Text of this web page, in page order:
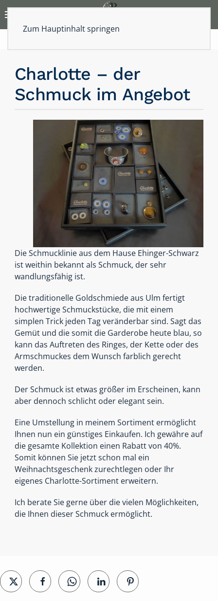
Zum Hauptinhalt springen
Charlotte – der
Schmuck im Angebot
Die Schmucklinie aus dem Hause Ehinger-Schwarz
ist weithin bekannt als Schmuck, der sehr
wandlungsfähig ist.
Die traditionelle Goldschmiede aus Ulm fertigt
hochwertige Schmuckstücke, die mit einem
simplen Trick jeden Tag veränderbar sind. Sagt das
Gemüt und die somit die Garderobe heute blau, so
kann das Auftreten des Ringes, der Kette oder des
Armschmuckes dem Wunsch farblich gerecht
werden.
Der Schmuck ist etwas größer im Erscheinen, kann
aber dennoch schlicht oder elegant sein.
Eine Umstellung in meinem Sortiment ermöglicht
Ihnen nun ein günstiges Einkaufen. Ich gewähre auf
die gesamte Kollektion einen Rabatt von 40%.
Somit können Sie jetzt schon mal ein
Weihnachtsgeschenk zurechtlegen oder Ihr
eigenes Charlotte-Sortiment erweitern.
Ich berate Sie gerne über die vielen Möglichkeiten,
die Ihnen dieser Schmuck ermöglicht.